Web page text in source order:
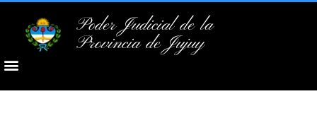
Poder Judicial de la
Provincia de Jujuy